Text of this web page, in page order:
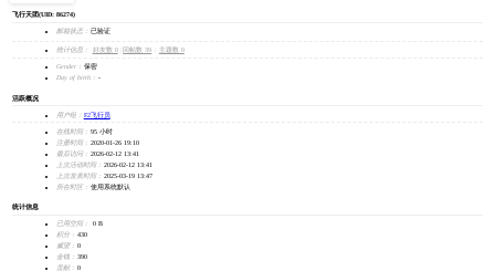
飞行天团(UID: 86274)
邮箱状态： 已验证
统计信息： 好友数 0 回帖数 39 主题数 0
Gender： 保密
Day of birth： -
活跃概况
用户组： F2飞行员
在线时间： 95 小时
注册时间： 2020-01-26 19:10
最后访问： 2026-02-12 13:41
上次活动时间： 2026-02-12 13:41
上次发表时间： 2025-03-19 13:47
所在时区： 使用系统默认
统计信息
已用空间：
0 B
积分： 430
威望： 0
金钱： 390
贡献： 0